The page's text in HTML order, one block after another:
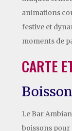
animations
festive et
moments de
CARTE
Le Bar
boissons pour